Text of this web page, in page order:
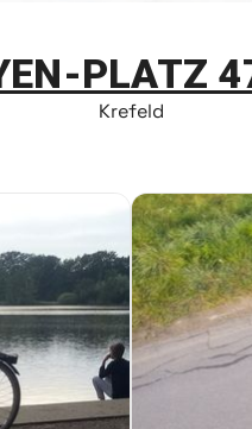
PLATZ
Krefeld